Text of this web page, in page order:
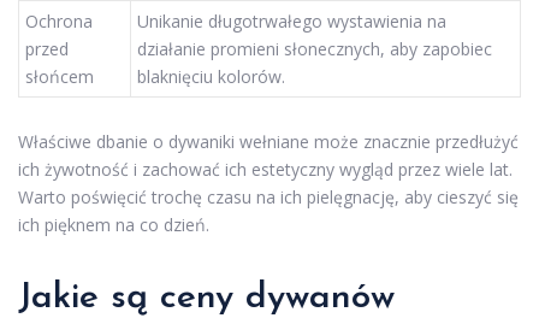
Ochrona
przed
słońcem
Unikanie długotrwałego wystawienia na
działanie promieni słonecznych, aby zapobiec
blaknięciu kolorów.
Właściwe dbanie o dywaniki wełniane może znacznie przedłużyć
ich żywotność i zachować ich estetyczny wygląd przez wiele lat.
Warto poświęcić trochę czasu na ich pielęgnację, aby cieszyć się
ich pięknem na co dzień.
Jakie są ceny dywanów